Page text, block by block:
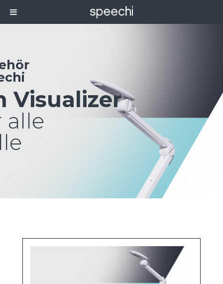
Visualizer
alle